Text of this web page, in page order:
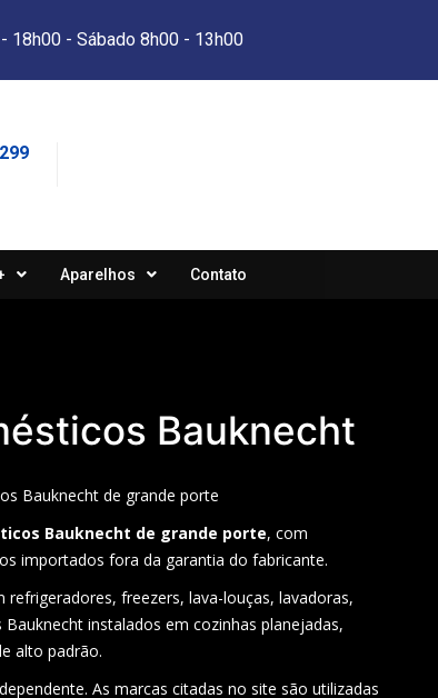
18h00 - Sábado 8h00 - 13h00
Aparelhos Contato
Bauknecht
Bauknecht de grande porte
Bauknecht de grande porte, com
importados fora da garantia do fabricante.
freezers, lava-louças, lavadoras,
instalados em cozinhas planejadas,
alto padrão.
As marcas citadas no site são utilizadas